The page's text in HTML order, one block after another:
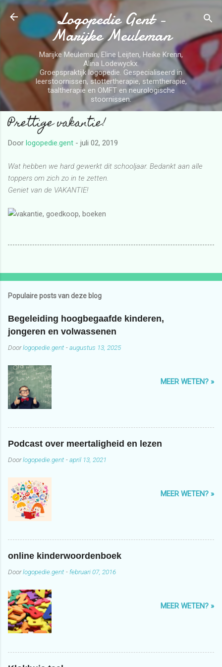
Doorgaan naar hoofdcontent
Logopedie Gent -
Marijke Meuleman
Marijke Meuleman, Eline Leijten, Heike Krenn,
Alina Lodewyckx.
Groepspraktijk logopedie. Gespecialiseerd in
leerstoornissen, stottertherapie, stemtherapie,
taaltherapie en OMFT en neurologische
stoornissen.
Prettige vakantie!
Door logopedie.gent - juli 02, 2019
Wat hebben we hard gewerkt dit schooljaar. Bedankt aan alle
toppers om zich zo in te zetten.
Geniet van de VAKANTIE!
Populaire posts van deze blog
Begeleiding hoogbegaafde kinderen,
jongeren en volwassenen
Doorlogopedie.gent -augustus 13, 2025
MEER WETEN? »
Podcast over meertaligheid en lezen
Doorlogopedie.gent -april 13, 2021
MEER WETEN? »
online kinderwoordenboek
Doorlogopedie.gent - februari 07, 2016
MEER WETEN? »